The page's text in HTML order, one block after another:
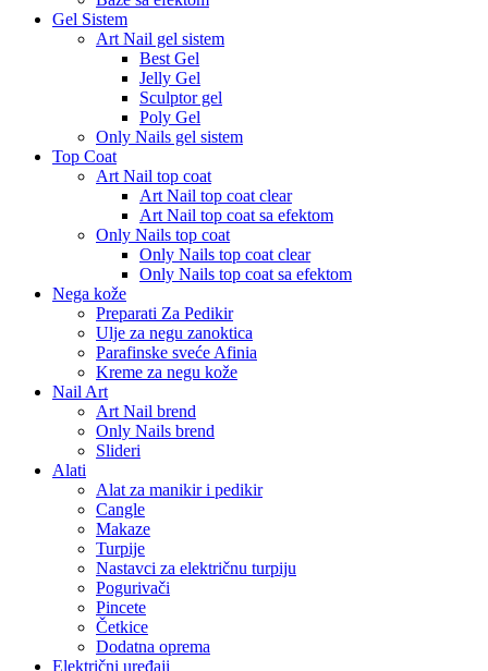
Gel Sistem
Art Nail gel sistem
Best Gel
Jelly Gel
Sculptor gel
Poly Gel
Only Nails gel sistem
Top Coat
Art Nail top coat
Art Nail top coat clear
Art Nail top coat sa efektom
Only Nails top coat
Only Nails top coat clear
Only Nails top coat sa efektom
Nega kože
Preparati Za Pedikir
Ulje za negu zanoktica
Parafinske sveće Afinia
Kreme za negu kože
Nail Art
Art Nail brend
Only Nails brend
Slideri
Alati
Alat za manikir i pedikir
Cangle
Makaze
Turpije
Nastavci za električnu turpiju
Pogurivači
Pincete
Četkice
Dodatna oprema
Električni uređaji